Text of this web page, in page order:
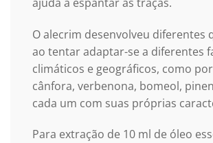
O alecrim desenvolveu diferentes
ao tentar adaptar-se a diferentes
climáticos e geográficos, como por
cânfora, verbenona, bomeol,
cada um com suas próprias
Para extração de 10 ml de óleo